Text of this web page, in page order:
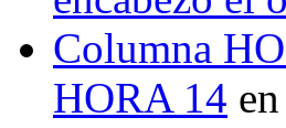
Columna
HORA 14 en